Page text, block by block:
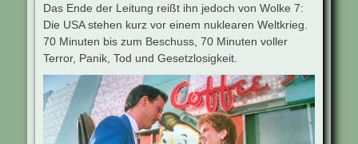
Das Ende der Leitung reißt ihn jedoch von Wolke 7:
Die USA stehen kurz vor einem nuklearen Weltkrieg.
70 Minuten bis zum Beschuss, 70 Minuten voller
Terror, Panik, Tod und Gesetzlosigkeit.